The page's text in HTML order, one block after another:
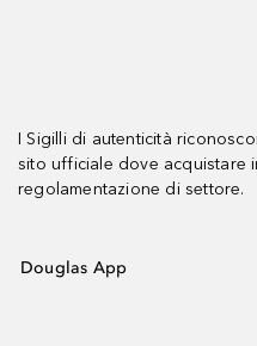
I Sigilli di autenticità
sito ufficiale dove acquistare
regolamentazione di settore.
Douglas App